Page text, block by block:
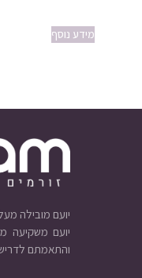
מידע נוסף
יועם מובילה מעל 60 שנה בייצור, ייבוא ושיווק ברזים, אביזרי צנרת
יועם משקיעה
והתאמתם